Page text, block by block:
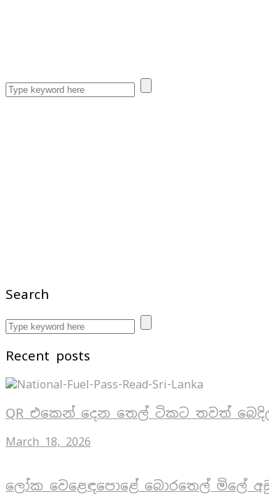
Search
Recent posts
QR එකෙන් දෙන තෙල් ටිකට තවත්
March 18, 2026
ලෝක වෙළෙඳපොළේ බොරතෙල් මිලේ